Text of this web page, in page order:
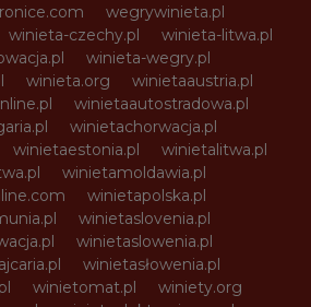
wegrywinieta.pl
winieta-czechy.pl
winieta-litwa.pl
winieta-wegry.pl
winieta.org
winietaaustria.pl
winietaautostradowa.pl
winietachorwacja.pl
winietaestonia.pl
winietalitwa.pl
winietamoldawia.pl
winietapolska.pl
winietaslovenia.pl
winietaslowenia.pl
winietasłowenia.pl
winietomat.pl
winiety.org